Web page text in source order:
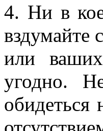
4. Ни в
вздумайте
или
угодно.
обидеться